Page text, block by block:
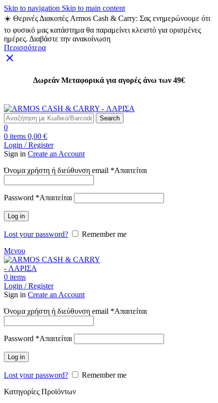
Skip to navigation Skip to main content
☀️ Θερινές Διακοπές Armos Cash & Carry: Σας ενημερώνουμε ότι
το φυσικό μας κατάστημα θα παραμείνει κλειστό για ορισμένες
ημέρες. Διαβάστε την ανακοίνωση
Περισσότερα
Δωρεάν Μεταφορικά για αγορές άνω των 49€
Search
0
0 items 0,00 €
Login / Register
Sign in Create an Account
Όνομα χρήστη ή διεύθυνση email *Απαιτείται
Password *Απαιτείται
Log in
Lost your password?
Remember me
Μενου
0 items
Login / Register
Sign in Create an Account
Όνομα χρήστη ή διεύθυνση email *Απαιτείται
Password *Απαιτείται
Log in
Lost your password?
Remember me
Κατηγορίες Προϊόντων